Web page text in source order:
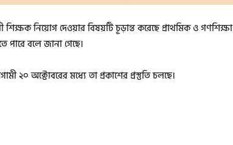
নিয়োগ দেওয়ার বিষয়টি চূড়ান্ত করেছে প্রাথমিক ও গণশিক্ষা
পারে বলে জানা গেছে।
২০ অক্টোবরের মধ্যে তা প্রকাশের প্রস্তুতি চলছে।